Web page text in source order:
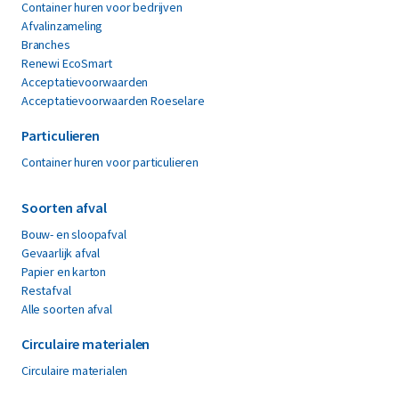
Container huren voor bedrijven
Afvalinzameling
Branches
Renewi EcoSmart
Acceptatievoorwaarden
Acceptatievoorwaarden Roeselare
Particulieren
Container huren voor particulieren
Soorten afval
Bouw- en sloopafval
Gevaarlijk afval
Papier en karton
Restafval
Alle soorten afval
Circulaire materialen
Circulaire materialen